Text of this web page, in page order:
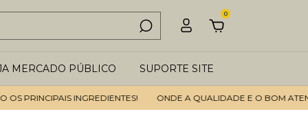
0
MERCADO PÚBLICO SUPORTE SITE
INGREDIENTES! ONDE A QUALIDADE E O BOM